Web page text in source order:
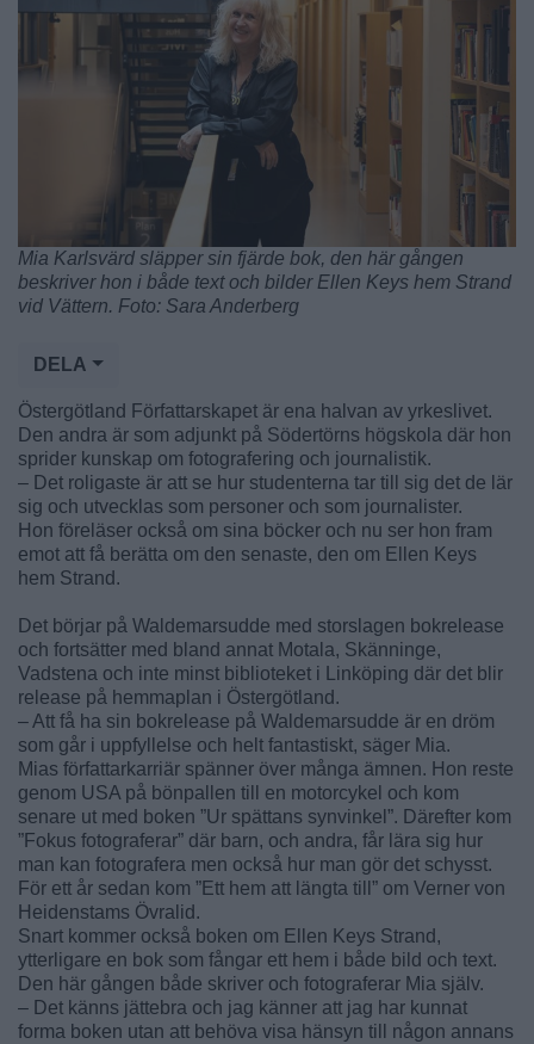
Mia Karlsvärd släpper sin fjärde bok, den här gången
beskriver hon i både text och bilder Ellen Keys hem Strand
vid Vättern. Foto: Sara Anderberg
DELA
Östergötland Författarskapet är ena halvan av yrkeslivet.
Den andra är som adjunkt på Södertörns högskola där hon
sprider kunskap om fotografering och journalistik.
– Det roligaste är att se hur studenterna tar till sig det de lär
sig och utvecklas som personer och som journalister.
Hon föreläser också om sina böcker och nu ser hon fram
emot att få berätta om den senaste, den om Ellen Keys
hem Strand.
Det börjar på Waldemarsudde med storslagen bokrelease
och fortsätter med bland annat Motala, Skänninge,
Vadstena och inte minst biblioteket i Linköping där det blir
release på hemmaplan i Östergötland.
– Att få ha sin bokrelease på Waldemarsudde är en dröm
som går i uppfyllelse och helt fantastiskt, säger Mia.
Mias författarkarriär spänner över många ämnen. Hon reste
genom USA på bönpallen till en motorcykel och kom
senare ut med boken ”Ur spättans synvinkel”. Därefter kom
”Fokus fotograferar” där barn, och andra, får lära sig hur
man kan fotografera men också hur man gör det schysst.
För ett år sedan kom ”Ett hem att längta till” om Verner von
Heidenstams Övralid.
Snart kommer också boken om Ellen Keys Strand,
ytterligare en bok som fångar ett hem i både bild och text.
Den här gången både skriver och fotograferar Mia själv.
– Det känns jättebra och jag känner att jag har kunnat
forma boken utan att behöva visa hänsyn till någon annans